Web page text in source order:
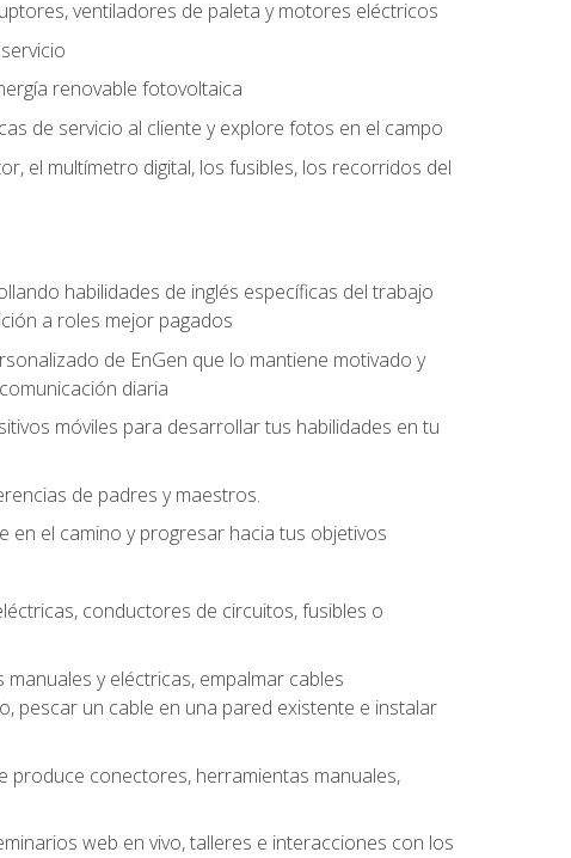
ventiladores de paleta y motores eléctricos
renovable fotovoltaica
de servicio al cliente y explore fotos en el campo
el multímetro digital, los fusibles, los recorridos del
habilidades de inglés específicas del trabajo
a roles mejor pagados
de EnGen que lo mantiene motivado y
diaria
móviles para desarrollar tus habilidades en tu
de padres y maestros.
en el camino y progresar hacia tus objetivos
conductores de circuitos, fusibles o
y eléctricas, empalmar cables
pescar un cable en una pared existente e instalar
produce conectores, herramientas manuales,
web en vivo, talleres e interacciones con los